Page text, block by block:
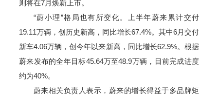
则将在7月焕新上市。
“蔚小理”格局也有所变化。上半年蔚来累计交付
19.11万辆，创历史新高，同比增长67.4%。其中6月交付
新车4.06万辆，创今年以来新高，同比增长62.9%。根据
蔚来发布的全年目标45.64万至48.9万辆，目前完成进度
约为40%。
蔚来相关负责人表示，蔚来的增长得益于多品牌矩